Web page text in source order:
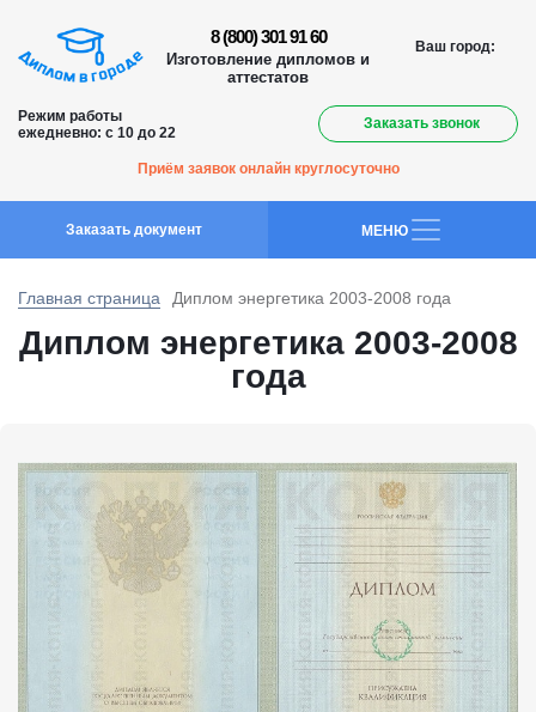
8 (800) 301 91 60
Изготовление дипломов и
аттестатов
Ваш город:
Режим работы
ежедневно: с 10 до 22
Заказать звонок
Приём заявок онлайн круглосуточно
Заказать документ MEНЮ
Главная страница Диплом энергетика 2003-2008 года
Диплом энергетика 2003-2008
года